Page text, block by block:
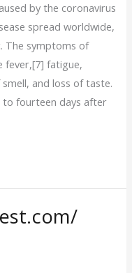
by the coronavirus
spread worldwide,
The symptoms of
fever,[7] fatigue,
and loss of taste.
to fourteen days after